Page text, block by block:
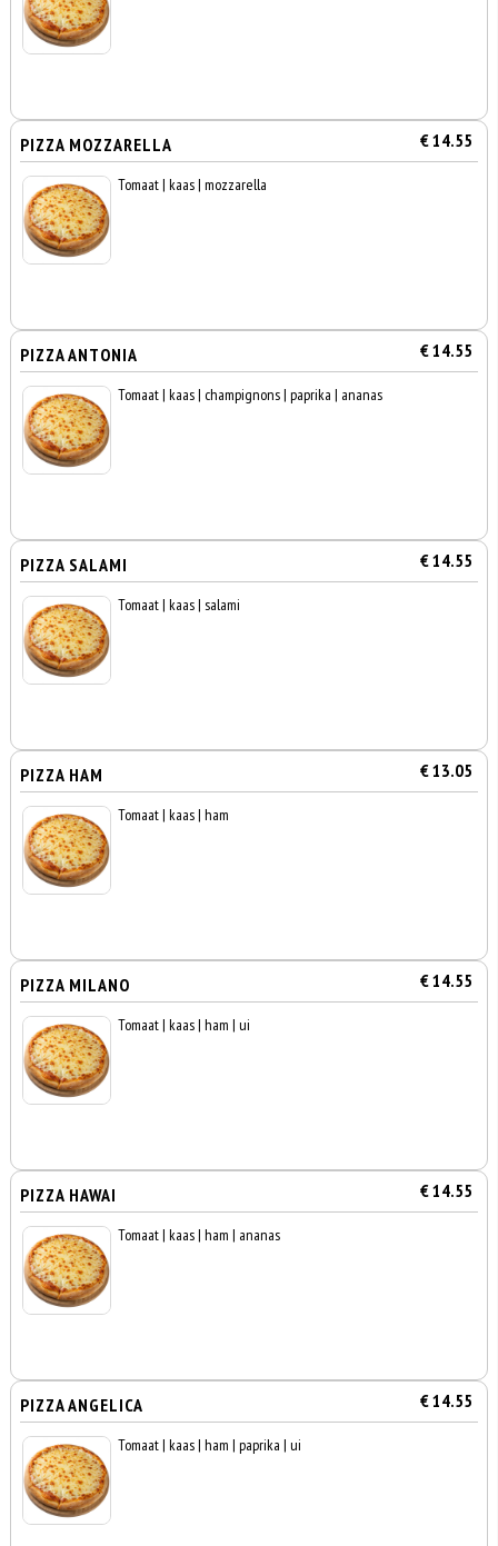
PIZZA MOZZARELLA € 14.55
Tomaat | kaas | mozzarella
PIZZA ANTONIA € 14.55
Tomaat | kaas | champignons | paprika | ananas
PIZZA SALAMI € 14.55
Tomaat | kaas | salami
PIZZA HAM € 13.05
Tomaat | kaas | ham
PIZZA MILANO € 14.55
Tomaat | kaas | ham | ui
PIZZA HAWAI € 14.55
Tomaat | kaas | ham | ananas
PIZZA ANGELICA € 14.55
Tomaat | kaas | ham | paprika | ui